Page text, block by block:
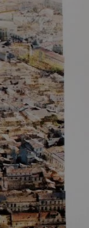
Wunschliste?